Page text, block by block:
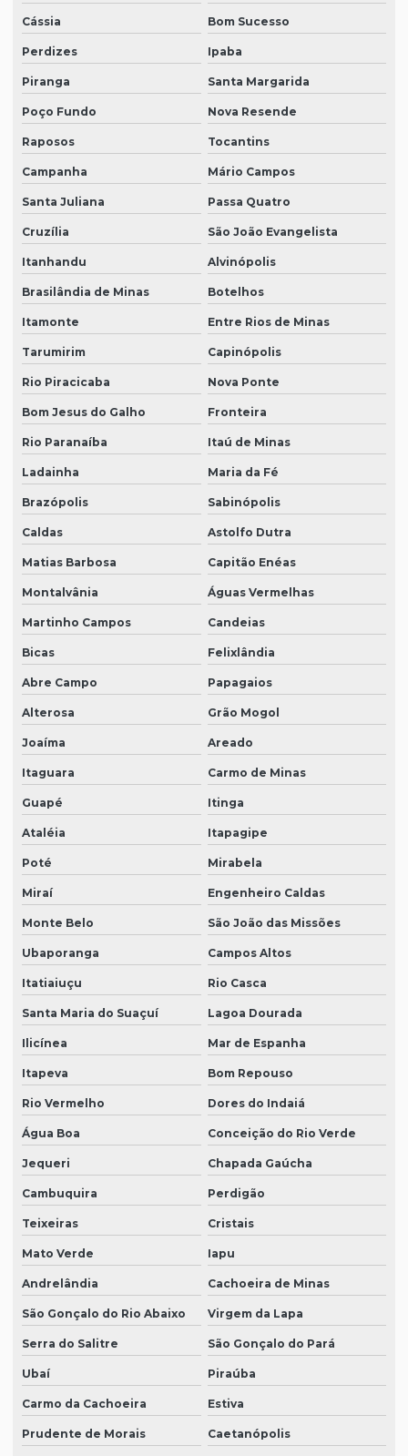
Cássia Bom Sucesso
Perdizes Ipaba
Piranga Santa Margarida
Poço Fundo Nova Resende
Raposos Tocantins
Campanha Mário Campos
Santa Juliana Passa Quatro
Cruzília São João Evangelista
Itanhandu Alvinópolis
Brasilândia de Minas Botelhos
Itamonte Entre Rios de Minas
Tarumirim Capinópolis
Rio Piracicaba Nova Ponte
Bom Jesus do Galho Fronteira
Rio Paranaíba Itaú de Minas
Ladainha Maria da Fé
Brazópolis Sabinópolis
Caldas Astolfo Dutra
Matias Barbosa Capitão Enéas
Montalvânia Águas Vermelhas
Martinho Campos Candeias
Bicas Felixlândia
Abre Campo Papagaios
Alterosa Grão Mogol
Joaíma Areado
Itaguara Carmo de Minas
Guapé Itinga
Ataléia Itapagipe
Poté Mirabela
Miraí Engenheiro Caldas
Monte Belo São João das Missões
Ubaporanga Campos Altos
Itatiaiuçu Rio Casca
Santa Maria do Suaçuí Lagoa Dourada
Ilicínea Mar de Espanha
Itapeva Bom Repouso
Rio Vermelho Dores do Indaiá
Água Boa Conceição do Rio Verde
Jequeri Chapada Gaúcha
Cambuquira Perdigão
Teixeiras Cristais
Mato Verde Iapu
Andrelândia Cachoeira de Minas
São Gonçalo do Rio Abaixo Virgem da Lapa
Serra do Salitre São Gonçalo do Pará
Ubaí Piraúba
Carmo da Cachoeira Estiva
Prudente de Morais Caetanópolis